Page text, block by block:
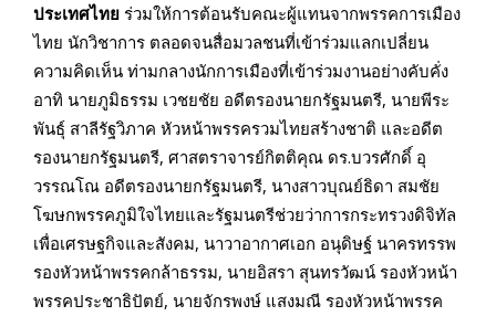
ประเทศไทย ร่วมให้การต้อนรับคณะผู้แทนจากพรรคการเมือง
ไทย นักวิชาการ ตลอดจนสื่อมวลชนที่เข้าร่วมแลกเปลี่ยน
ความคิดเห็น ท่ามกลางนักการเมืองที่เข้าร่วมงานอย่างคับคั่ง
อาทิ นายภูมิธรรม เวชยชัย อดีตรองนายกรัฐมนตรี, นายพีระ
พันธุ์ สาลีรัฐวิภาค หัวหน้าพรรครวมไทยสร้างชาติ และอดีต
รองนายกรัฐมนตรี, ศาสตราจารย์กิตติคุณ ดร.บวรศักดิ์ อุ
วรรณโณ อดีตรองนายกรัฐมนตรี, นางสาวบุณย์ธิดา สมชัย
โฆษกพรรคภูมิใจไทยและรัฐมนตรีช่วยว่าการกระทรวงดิจิทัล
เพื่อเศรษฐกิจและสังคม, นาวาอากาศเอก อนุดิษฐ์ นาครทรรพ
รองหัวหน้าพรรคกล้าธรรม, นายอิสรา สุนทรวัฒน์ รองหัวหน้า
พรรคประชาธิปัตย์, นายจักรพงษ์ แสงมณี รองหัวหน้าพรรค